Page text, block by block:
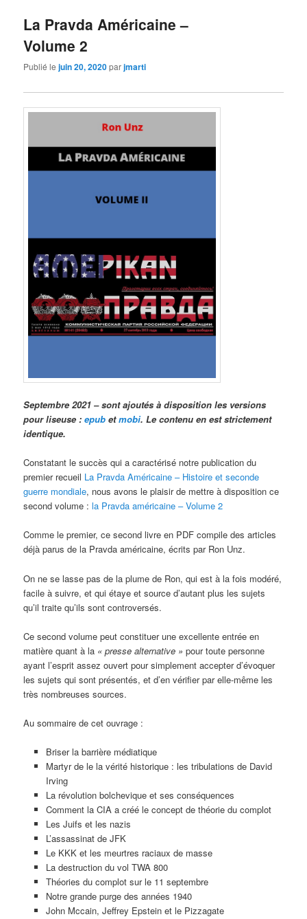
La Pravda Américaine –
Volume 2
Publié lejuin 20, 2020parjmarti
Septembre 2021 – sont ajoutés à disposition les versions
pour liseuse :epub etmobi. Le contenu en est strictement
identique.
Constatant le succès qui a caractérisé notre publication du
premier recueil La Pravda Américaine – Histoire et seconde
guerre mondiale, nous avons le plaisir de mettre à disposition ce
second volume :la Pravda américaine – Volume 2
Comme le premier, ce second livre en PDF compile des articles
déjà parus de la Pravda américaine, écrits par Ron Unz.
On ne se lasse pas de la plume de Ron, qui est à la fois modéré,
facile à suivre, et qui étaye et source d’autant plus les sujets
qu’il traite qu’ils sont controversés.
Ce second volume peut constituer une excellente entrée en
matière quant à la « presse alternative » pour toute personne
ayant l’esprit assez ouvert pour simplement accepter d’évoquer
les sujets qui sont présentés, et d’en vérifier par elle-même les
très nombreuses sources.
Au sommaire de cet ouvrage :
Briser la barrière médiatique
Martyr de le la vérité historique : les tribulations de David
Irving
La révolution bolchevique et ses conséquences
Comment la CIA a créé le concept de théorie du complot
Les Juifs et les nazis
L’assassinat de JFK
Le KKK et les meurtres raciaux de masse
La destruction du vol TWA 800
Théories du complot sur le 11 septembre
Notre grande purge des années 1940
John Mccain, Jeffrey Epstein et le Pizzagate